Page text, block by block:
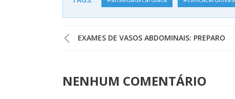
EXAMES DE VASOS ABDOMINAIS: PREPARO
NENHUM COMENTÁRIO